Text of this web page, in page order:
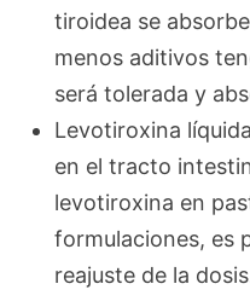
tiroidea se
menos aditivos
será tolerada y
Levotiroxina
en el tracto
levotiroxina en
formulaciones, es
reajuste de la